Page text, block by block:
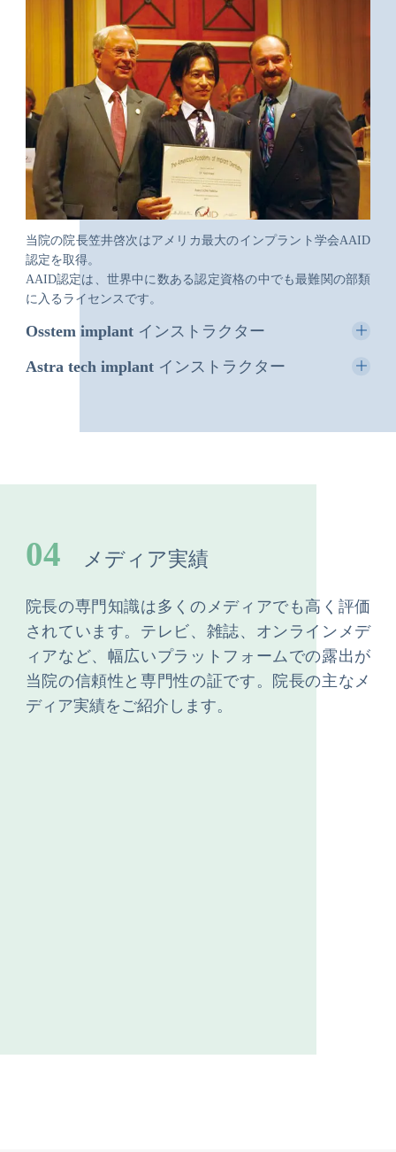
当院の院長笠井啓次はアメリカ最大のインプラント学会AAID
認定を取得。
AAID認定は、世界中に数ある認定資格の中でも最難関の部類
に入るライセンスです。
Osstem implant インストラクター
Astra tech implant インストラクター
04 メディア実績
院長の専門知識は多くのメディアでも高く評価
されています。テレビ、雑誌、オンラインメデ
ィアなど、幅広いプラットフォームでの露出が
当院の信頼性と専門性の証です。院長の主なメ
ディア実績をご紹介します。